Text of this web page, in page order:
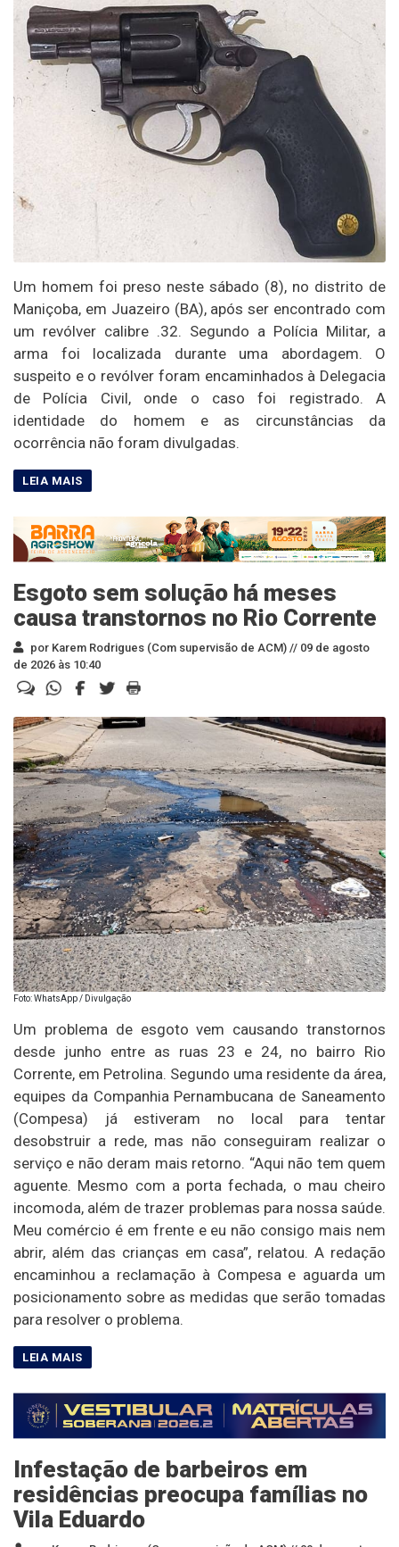
Um homem foi preso neste sábado (8), no distrito de
Maniçoba, em Juazeiro (BA), após ser encontrado com
um revólver calibre .32. Segundo a Polícia Militar, a
arma foi localizada durante uma abordagem. O
suspeito e o revólver foram encaminhados à Delegacia
de Polícia Civil, onde o caso foi registrado. A
identidade do homem e as circunstâncias da
ocorrência não foram divulgadas.
Esgoto sem solução há meses
causa transtornos no Rio Corrente
por Karem Rodrigues (Com supervisão de ACM) // 09 de agosto
de 2026 às 10:40
Foto: WhatsApp / Divulgação
Um problema de esgoto vem causando transtornos
desde junho entre as ruas 23 e 24, no bairro Rio
Corrente, em Petrolina. Segundo uma residente da área,
equipes da Companhia Pernambucana de Saneamento
(Compesa) já estiveram no local para tentar
desobstruir a rede, mas não conseguiram realizar o
serviço e não deram mais retorno. “Aqui não tem quem
aguente. Mesmo com a porta fechada, o mau cheiro
incomoda, além de trazer problemas para nossa saúde.
Meu comércio é em frente e eu não consigo mais nem
abrir, além das crianças em casa”, relatou. A redação
encaminhou a reclamação à Compesa e aguarda um
posicionamento sobre as medidas que serão tomadas
para resolver o problema.
Infestação de barbeiros em
residências preocupa famílias no
Vila Eduardo